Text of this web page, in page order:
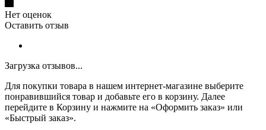
Нет оценок
Оставить отзыв
Загрузка отзывов...
Для покупки товара в нашем интернет-магазине выберите
понравившийся товар и добавьте его в корзину. Далее
перейдите в Корзину и нажмите на «Оформить заказ» или
«Быстрый заказ».